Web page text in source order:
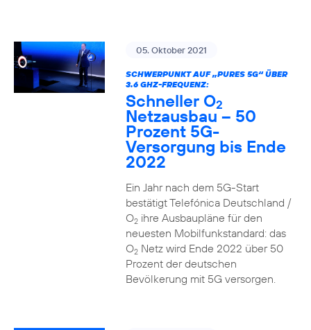
05. Oktober 2021
SCHWERPUNKT AUF „PURES 5G“ ÜBER
3.6 GHZ-FREQUENZ:
Schneller O2
Netzausbau – 50
Prozent 5G-
Versorgung bis Ende
2022
Ein Jahr nach dem 5G-Start
bestätigt Telefónica Deutschland /
O2ihre Ausbaupläne für den
neuesten Mobilfunkstandard: das
O2Netz wird Ende 2022 über 50
Prozent der deutschen
Bevölkerung mit 5G versorgen.